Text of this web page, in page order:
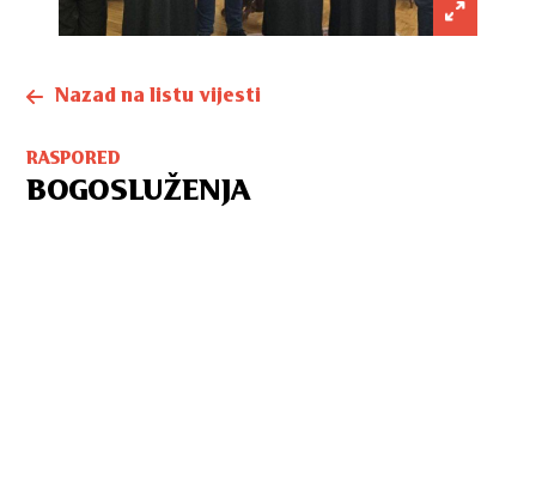
Nazad na listu vijesti
RASPORED
BOGOSLUŽENJA